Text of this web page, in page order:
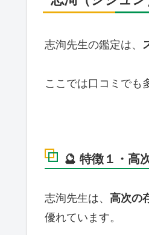
志洵先生の鑑定は、
ここでは口コミでも
🔮 特徴１・高
志洵先生は、 高次の
優れています。